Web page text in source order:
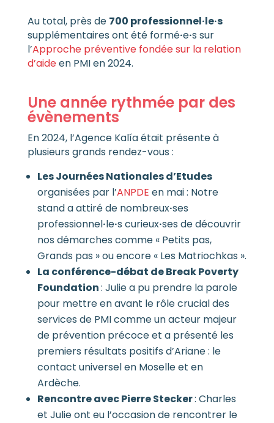
Au total, près de 700 professionnel·le·s
supplémentaires ont été formé·e·s sur
l’Approche préventive fondée sur la relation
d’aideen PMI en 2024.
Une année rythmée par des
évènements
En 2024, l’Agence Kalía était présente à
plusieurs grands rendez-vous :
Les Journées Nationales d’Etudes
organisées par l’ANPDE en mai : Notre
stand a attiré de nombreux·ses
professionnel·le·s curieux·ses de découvrir
nos démarches comme « Petits pas,
Grands pas » ou encore « Les Matriochkas ».
La conférence-débat de Break Poverty
Foundation: Julie a pu prendre la parole
pour mettre en avant le rôle crucial des
services de PMI comme un acteur majeur
de prévention précoce et a présenté les
premiers résultats positifs d’Ariane : le
contact universel en Moselle et en
Ardèche.
Rencontre avec Pierre Stecker: Charles
et Julie ont eu l’occasion de rencontrer le